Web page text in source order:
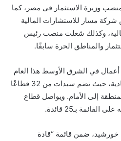
وزيرة الاستثمار في مصر، كما
مسار للاستشارات المالية
وكذلك شغلت منصب رئيس
والمناطق الحرة سابقًا.
أقوى 100 سيدة أعمال في الشرق الأوسط هذا العام
التنوع الكبير في المواهب القيادية، حيث تضم سيدات من 32 قطاعًا
إلى الأمام. ويواصل قطاع
بـ25 قائدة.
خورشيد، ضمن قائمة “قادة